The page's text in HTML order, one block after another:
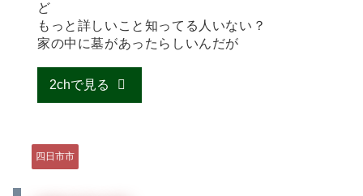
ど
もっと詳しいこと知ってる人いない？
家の中に墓があったらしいんだが
2chで見る
四日市市